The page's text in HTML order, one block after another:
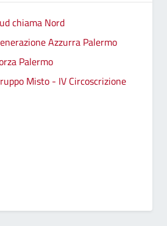
chiama Nord
Azzurra Palermo
Palermo
Misto - IV Circoscrizione